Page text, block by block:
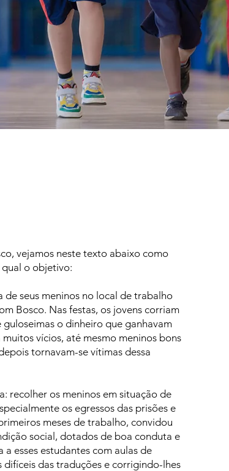
vejamos neste texto abaixo como
qual o objetivo:
de seus meninos no local de trabalho
Bosco. Nas festas, os jovens corriam
o dinheiro que ganhavam
vícios, até mesmo meninos bons
tornavam-se vítimas dessa
recolher os meninos em situação de
os egressos das prisões e
meses de trabalho, convidou
social, dotados de boa conduta e
esses estudantes com aulas de
difíceis das traduções e corrigindo-lhes